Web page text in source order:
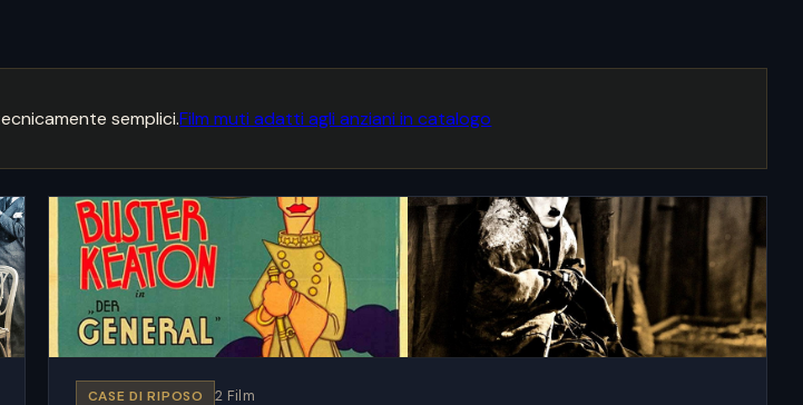
semplici.Film muti adatti agli anziani in catalogo
CASE DI RIPOSO 2 Film